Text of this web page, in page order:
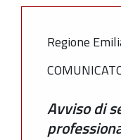
Regione
Avviso di